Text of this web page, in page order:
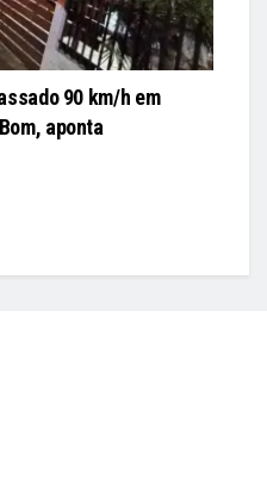
90 km/h em
aponta